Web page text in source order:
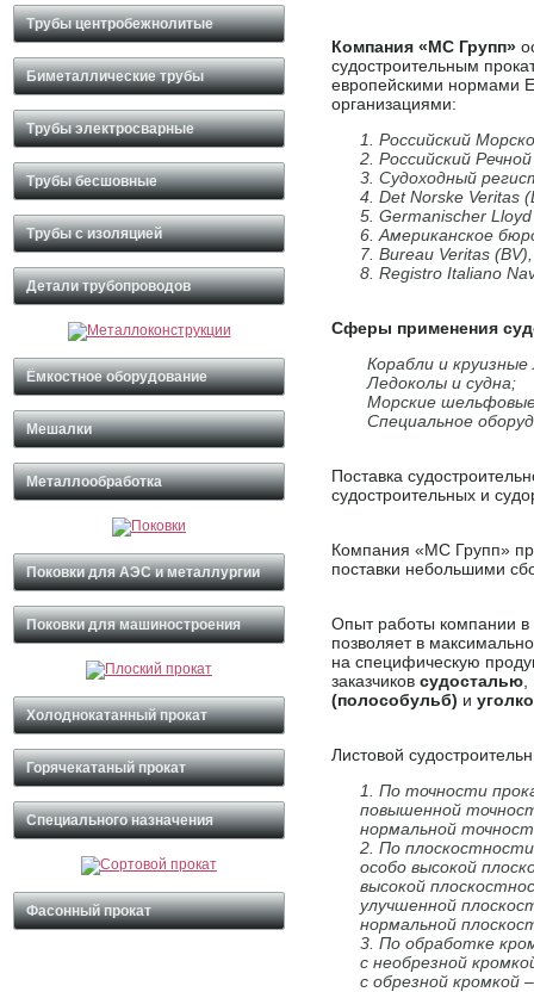
Трубы центробежнолитые
Биметаллические трубы
Трубы электросварные
Трубы бесшовные
Трубы с изоляцией
Детали трубопроводов
Ёмкостное оборудование
Мешалки
Металлообработка
Поковки для АЭС и металлургии
Поковки для машиностроения
Холоднокатанный прокат
Горячекатаный прокат
Специального назначения
Фасонный прокат
Компания «МС Групп»
судостроительным
европейскими нормами
организациями:
Российский
Российский
Судоходный
Det Norske Veritas
Germanischer
Американское
Bureau Veritas (BV),
Registro Italiano
Сферы применения
Корабли и
Ледоколы и судна;
Морские
Специальное
Поставка
судостроительных и
Компания «МС Групп»
поставки небольшими
Опыт работы компании в
позволяет в
на специфическую
заказчиков судосталью
(полособульб) и
Листовой
По точности
повышенной
нормальной
По
особо высокой
высокой
улучшенной
нормальной
По обработке
с необрезной
с обрезной кромкой